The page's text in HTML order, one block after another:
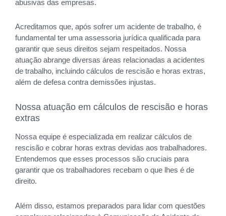
abusivas das empresas.
Acreditamos que, após sofrer um acidente de trabalho, é
fundamental ter uma assessoria jurídica qualificada para
garantir que seus direitos sejam respeitados. Nossa
atuação abrange diversas áreas relacionadas a acidentes
de trabalho, incluindo cálculos de rescisão e horas extras,
além de defesa contra demissões injustas.
Nossa atuação em cálculos de rescisão e horas
extras
Nossa equipe é especializada em realizar cálculos de
rescisão e cobrar horas extras devidas aos trabalhadores.
Entendemos que esses processos são cruciais para
garantir que os trabalhadores recebam o que lhes é de
direito.
Além disso, estamos preparados para lidar com questões